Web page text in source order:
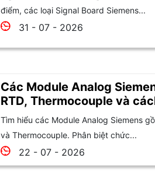
điểm, các loại Signal Board Siemens...
31 - 07 - 2026
Các Module Analog
RTD, Thermocouple và
chọn
Tìm hiểu các Module Analog Siemens
và Thermocouple. Phân biệt chức...
22 - 07 - 2026